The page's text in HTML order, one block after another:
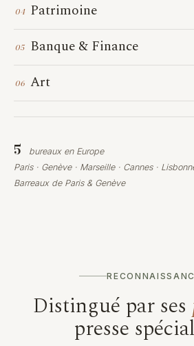
04 Patrimoine
05 Banque & Finance
06 Art
5
bureaux en Europe
Paris · Genève · Marseille · Cannes ·
Barreaux de Paris& Genève
Distingué par ses
presse